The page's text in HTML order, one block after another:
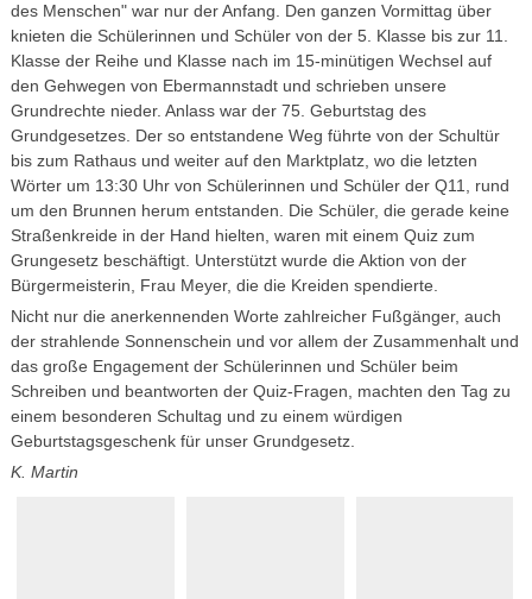
des Menschen" war nur der Anfang. Den ganzen Vormittag über
knieten die Schülerinnen und Schüler von der 5. Klasse bis zur 11.
Klasse der Reihe und Klasse nach im 15-minütigen Wechsel auf
den Gehwegen von Ebermannstadt und schrieben unsere
Grundrechte nieder. Anlass war der 75. Geburtstag des
Grundgesetzes. Der so entstandene Weg führte von der Schultür
bis zum Rathaus und weiter auf den Marktplatz, wo die letzten
Wörter um 13:30 Uhr von Schülerinnen und Schüler der Q11, rund
um den Brunnen herum entstanden. Die Schüler, die gerade keine
Straßenkreide in der Hand hielten, waren mit einem Quiz zum
Grungesetz beschäftigt. Unterstützt wurde die Aktion von der
Bürgermeisterin, Frau Meyer, die die Kreiden spendierte.
Nicht nur die anerkennenden Worte zahlreicher Fußgänger, auch
der strahlende Sonnenschein und vor allem der Zusammenhalt und
das große Engagement der Schülerinnen und Schüler beim
Schreiben und beantworten der Quiz-Fragen, machten den Tag zu
einem besonderen Schultag und zu einem würdigen
Geburtstagsgeschenk für unser Grundgesetz.
K. Martin